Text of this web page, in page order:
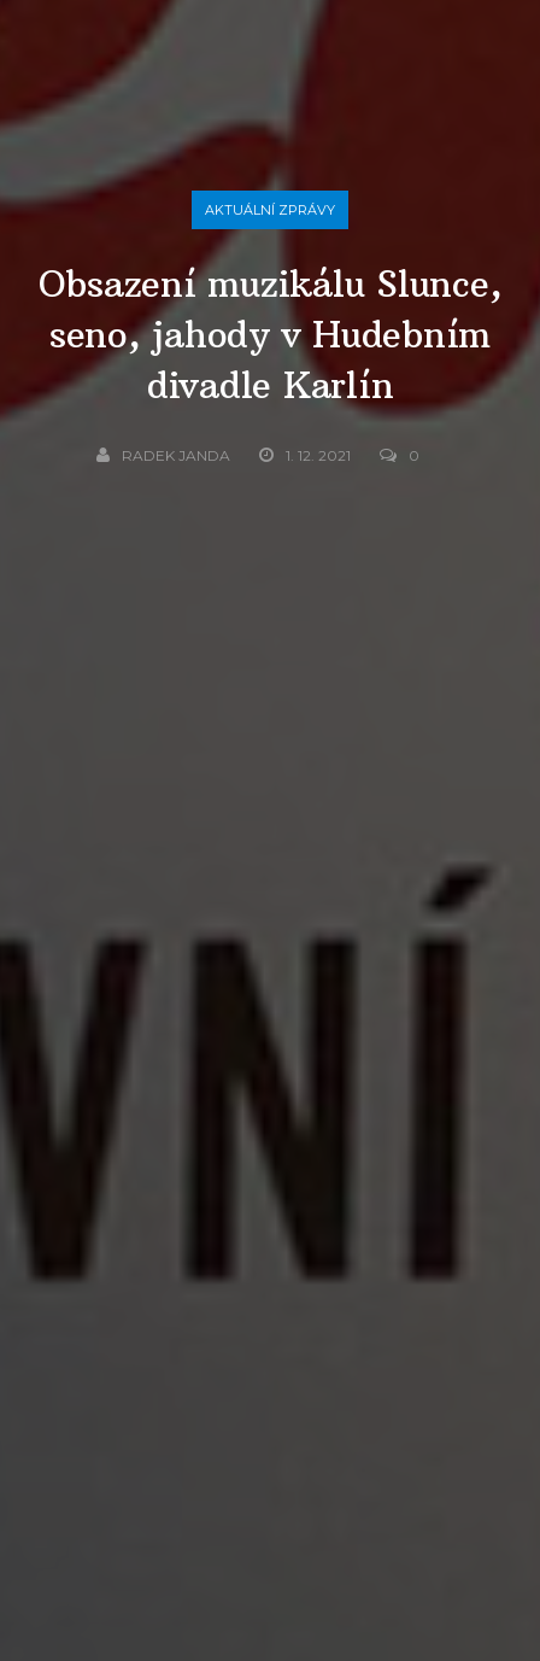
AKTUÁLNÍ ZPRÁVY
Obsazení muzikálu Slunce,
seno, jahody v Hudebním
divadle Karlín
RADEK JANDA 1. 12. 2021 0